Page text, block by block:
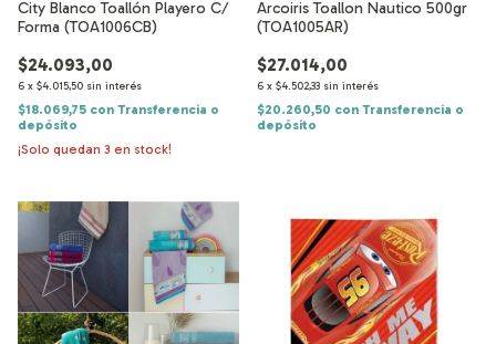
City Blanco Toallón Playero C/
Forma (TOA1006CB)
$24.093,00
6 x $4.015,50 sin interés
$18.069,75 con Transferencia o
depósito
¡Solo quedan 3 en stock!
Arcoiris Toallon Nautico 500gr
(TOA1005AR)
$27.014,00
6 x $4.502,33 sin interés
$20.260,50 con Transferencia o
depósito